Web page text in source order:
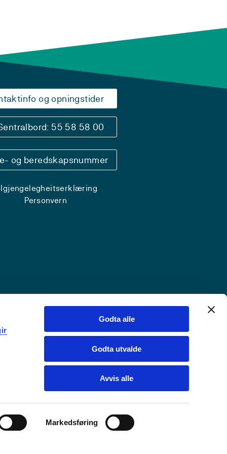
Markedsføring
Godta alle
Godta utvalde
Avvis alle
og opningstider
55 58 58 00
og beredskapsnummer
Personvern